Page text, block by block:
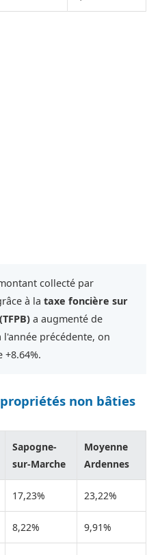
collecté par
à la taxe foncière sur
a augmenté de
l'année précédente, on
+8.64%.
non bâties
Sapogne-
sur-Marche
Moyenne
Ardennes
17,23% 23,22%
8,22% 9,91%